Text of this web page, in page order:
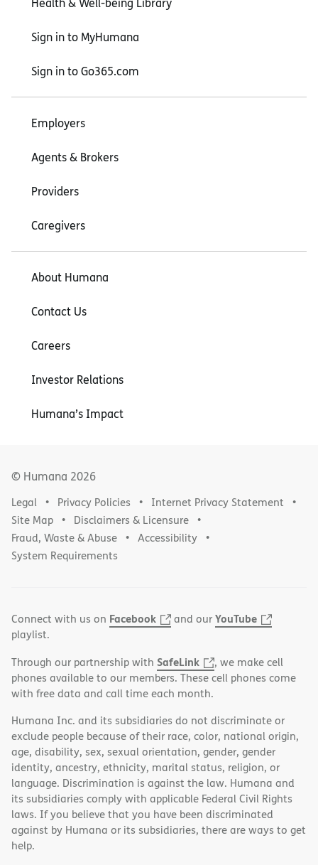
Sign in to MyHumana
Sign in to Go365.com
Employers
Agents & Brokers
Providers
Caregivers
About Humana
Contact Us
Careers
Investor Relations
Humana’s Impact
© Humana 2026
Legal Privacy Policies
Internet Privacy Statement
Site Map
Disclaimers & Licensure
Fraud, Waste & Abuse
Accessibility
System Requirements
Connect with us on Facebook and ourYouTube
playlist.
Through our partnership with SafeLink
, we make cell
phones available to our members. These cell phones come
with free data and call time each month.
Humana Inc. and its subsidiaries do not discriminate or
exclude people because of their race, color, national origin,
age, disability, sex, sexual orientation, gender, gender
identity, ancestry, ethnicity, marital status, religion, or
language. Discrimination is against the law. Humana and
its subsidiaries comply with applicable Federal Civil Rights
laws. If you believe that you have been discriminated
against by Humana or its subsidiaries, there are ways to get
help.